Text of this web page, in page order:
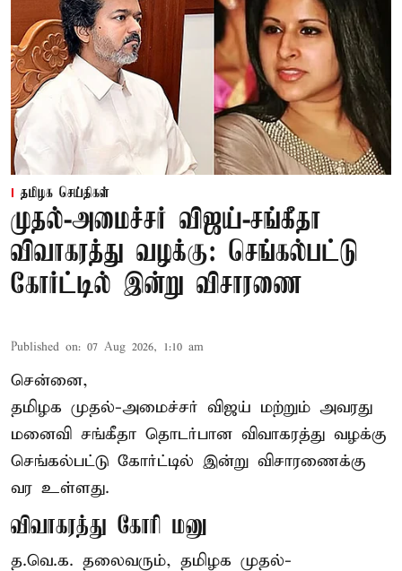
தமிழக செய்திகள்
முதல்-அமைச்சர் விஜய்-சங்கீதா
விவாகரத்து வழக்கு: செங்கல்பட்டு
கோர்ட்டில் இன்று விசாரணை
Published on: 07 Aug 2026, 1:10 am
சென்னை,
தமிழக முதல்-அமைச்சர் விஜய் மற்றும் அவரது
மனைவி சங்கீதா தொடர்பான விவாகரத்து வழக்கு
செங்கல்பட்டு கோர்ட்டில் இன்று விசாரணைக்கு
வர உள்ளது.
விவாகரத்து கோரி மனு
த.வெ.க. தலைவரும், தமிழக முதல்-